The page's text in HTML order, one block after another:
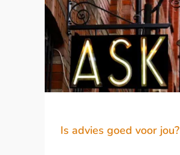
Is advies goed voor jou?